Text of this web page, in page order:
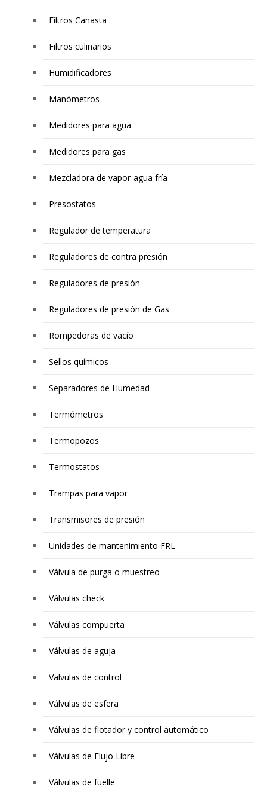
Filtros Canasta
Filtros culinarios
Humidificadores
Manómetros
Medidores para agua
Medidores para gas
Mezcladora de vapor-agua fría
Presostatos
Regulador de temperatura
Reguladores de contra presión
Reguladores de presión
Reguladores de presión de Gas
Rompedoras de vacío
Sellos químicos
Separadores de Humedad
Termómetros
Termopozos
Termostatos
Trampas para vapor
Transmisores de presión
Unidades de mantenimiento FRL
Válvula de purga o muestreo
Válvulas check
Válvulas compuerta
Válvulas de aguja
Valvulas de control
Válvulas de esfera
Válvulas de flotador y control automático
Válvulas de Flujo Libre
Válvulas de fuelle